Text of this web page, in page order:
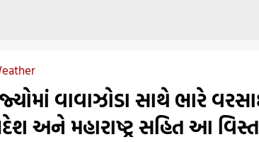
વાવાઝોડા સાથે ભારે
અને મહારાષ્ટ્ર સહિત આ